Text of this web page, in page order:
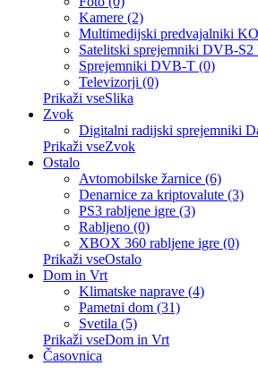
Kamere (2)
Multimedijski predvajalniki
Satelitski sprejemniki DVB-
Sprejemniki DVB-T (0)
Televizorji (0)
Prikaži vseSlika
Zvok
Digitalni radijski sprejemniki
Prikaži vseZvok
Ostalo
Avtomobilske žarnice (6)
Denarnice za kriptovalute (3)
PS3 rabljene igre (3)
Rabljeno (0)
XBOX 360 rabljene igre (0)
Prikaži vseOstalo
Dom in Vrt
Klimatske naprave (4)
Pametni dom (31)
Svetila (5)
Prikaži vseDom in Vrt
Časovnica